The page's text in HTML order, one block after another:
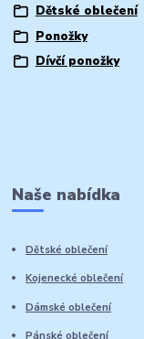
Dětské oblečení
Ponožky
Dívčí ponožky
Naše nabídka
Dětské oblečení
Kojenecké oblečení
Dámské oblečení
Pánské oblečení